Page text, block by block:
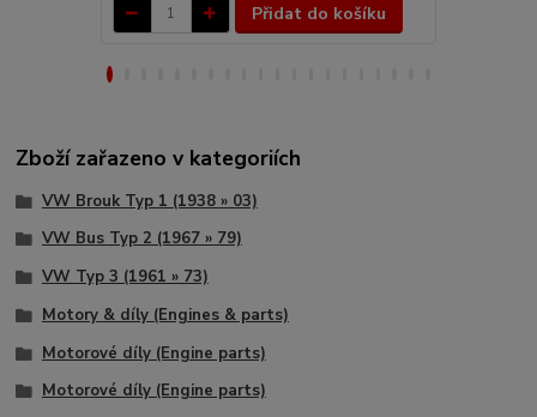
Přidat do košíku
Zboží zařazeno v kategoriích
VW Brouk Typ 1 (1938 » 03)
VW Bus Typ 2 (1967 » 79)
VW Typ 3 (1961 » 73)
Motory & díly (Engines & parts)
Motorové díly (Engine parts)
Motorové díly (Engine parts)